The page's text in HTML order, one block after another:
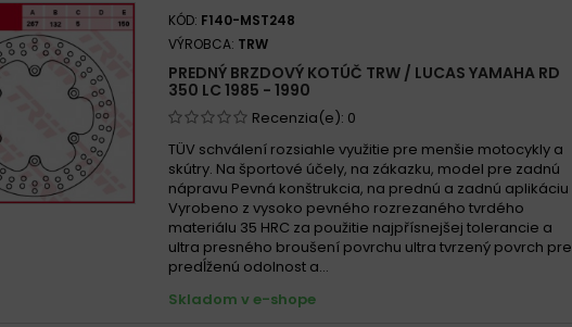
KÓD: F140-MST248
VÝROBCA: TRW
PREDNÝ BRZDOVÝ KOTÚČ TRW / LUCAS YAMAHA RD
350 LC 1985 - 1990
Recenzia(e): 0
TÜV schválení rozsiahle využitie pre menšie motocykly a
skútry. Na športové účely, na zákazku, model pre zadnú
nápravu Pevná konštrukcia, na prednú a zadnú aplikáciu
Vyrobeno z vysoko pevného rozrezaného tvrdého
materiálu 35 HRC za použitie najpřísnejšej tolerancie a
ultra presného broušení povrchu ultra tvrzený povrch pre
predĺženú odolnost a...
Skladom v e-shope